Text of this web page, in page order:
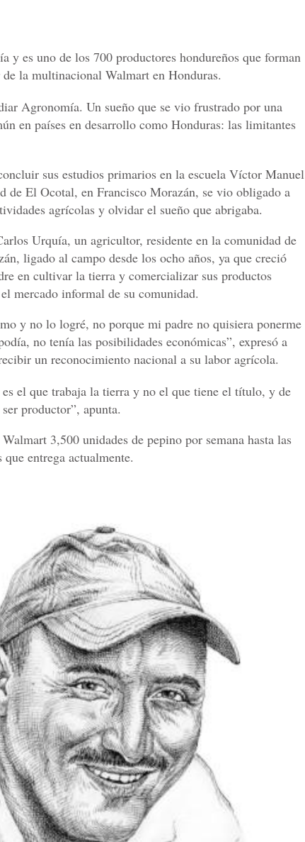
y es uno de los 700 productores hondureños que forman
la multinacional Walmart en Honduras.
Agronomía. Un sueño que se vio frustrado por una
en países en desarrollo como Honduras: las limitantes
sus estudios primarios en la escuela Víctor Manuel
de El Ocotal, en Francisco Morazán, se vio obligado a
agrícolas y olvidar el sueño que abrigaba.
Urquía, un agricultor, residente en la comunidad de
ligado al campo desde los ocho años, ya que creció
en cultivar la tierra y comercializar sus productos
mercado informal de su comunidad.
y no lo logré, no porque mi padre no quisiera ponerme
no tenía las posibilidades económicas”, expresó a
un reconocimiento nacional a su labor agrícola.
el que trabaja la tierra y no el que tiene el título, y de
productor”, apunta.
3,500 unidades de pepino por semana hasta las
entrega actualmente.